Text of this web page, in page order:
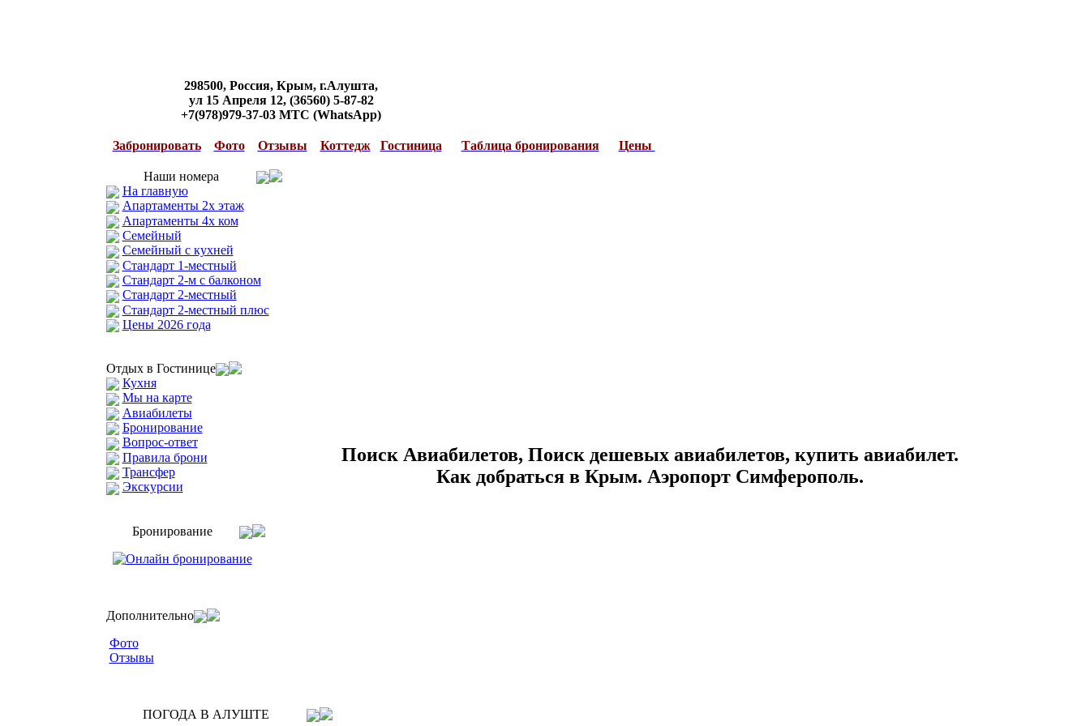
298500, Россия, Крым, г.Алушта,
ул 15 Апреля 12, (36560) 5-87-82
+7(978)979-37-03 МТС (WhatsApp)
Забронировать Фото Отзывы Коттедж Гостиница Таблица бронирования Цены
Наши номера
На главную
Апартаменты 2х этаж
Апартаменты 4х ком
Семейный
Семейный с кухней
Стандарт 1-местный
Стандарт 2-м с балконом
Стандарт 2-местный
Стандарт 2-местный плюс
Цены 2026 года
Отдых в Гостинице
Кухня
Мы на карте
Авиабилеты
Бронирование
Вопрос-ответ
Правила брони
Трансфер
Экскурсии
Бронирование
Дополнительно
Фото
Отзывы
ПОГОДА В АЛУШТЕ
Поиск Авиабилетов, Поиск дешевых авиабилетов, купить авиабилет.
Как добраться в Крым. Аэропорт Симферополь.